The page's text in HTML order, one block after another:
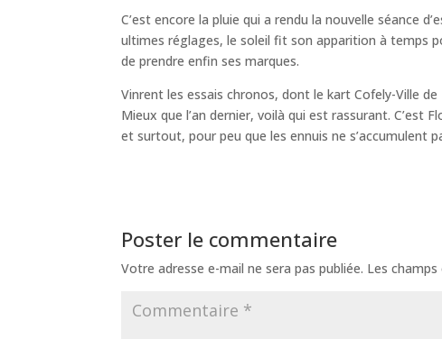
C’est encore la pluie qui a rendu la nouvelle séance
ultimes réglages, le soleil fit son apparition à temps
de prendre enfin ses marques.
Vinrent les essais chronos, dont le kart Cofely-Ville
Mieux que l’an dernier, voilà qui est rassurant. C’est
et surtout, pour peu que les ennuis ne s’accumulent
Poster le commentaire
Votre adresse e-mail ne sera pas publiée. Les